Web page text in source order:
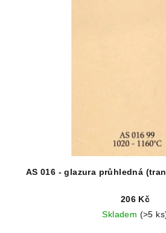
AS 016 - glazura průhledná
206 Kč
Skladem (>5